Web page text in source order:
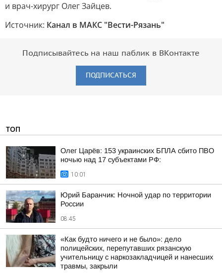
и врач-хирург Олег Зайцев.
Источник: Канал в МАКС "Вести-Рязань"
Подписывайтесь на наш паблик в ВКонтакте
ПОДПИСАТЬСЯ
ТОП
Олег Царёв: 153 украинских БПЛА сбито ПВО
ночью над 17 субъектами РФ:
10:01
Юрий Баранчик: Ночной удар по территории
России
08:45
«Как будто ничего и не было»: дело
полицейских, перепутавших рязанскую
учительницу с наркозакладчицей и нанесших
травмы, закрыли